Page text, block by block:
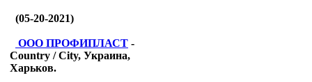
(05-20-2021)
ООО ПРОФИПЛАСТ -
Country / City, Украина,
Харьков.